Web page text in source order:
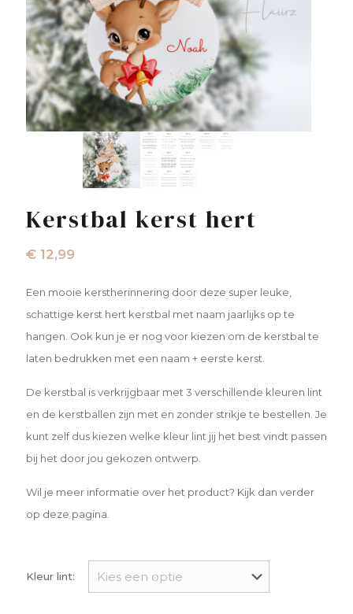
Kerstbal kerst hert
€ 12,99
Een mooie kerstherinnering door deze super leuke,
schattige kerst hert kerstbal met naam jaarlijks op te
hangen. Ook kun je er nog voor kiezen om de kerstbal te
laten bedrukken met een naam + eerste kerst.
De kerstbal is verkrijgbaar met 3 verschillende kleuren lint
en de kerstballen zijn met en zonder strikje te bestellen. Je
kunt zelf dus kiezen welke kleur lint jij het best vindt passen
bij het door jou gekozen ontwerp.
Wil je meer informatie over het product? Kijk dan verder
op deze pagina.
Kleur lint: